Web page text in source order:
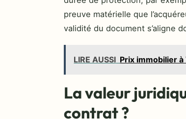
preuve matérielle que
validité du document s’aligne
LIRE AUSSI Prix immobilier
La valeur
contrat ?